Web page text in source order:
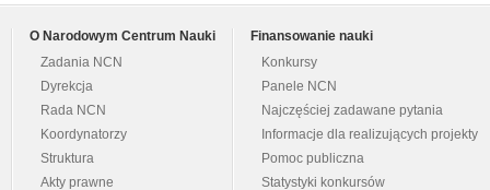
O Narodowym Centrum Nauki
Zadania NCN
Dyrekcja
Rada NCN
Koordynatorzy
Struktura
Akty prawne
Finansowanie nauki
Konkursy
Panele NCN
Najczęściej zadawane pytania
Informacje dla realizujących projekty
Pomoc publiczna
Statystyki konkursów